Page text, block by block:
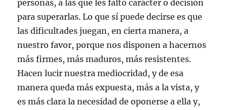
personas, a las que les faltó carácter o decisión
para superarlas. Lo que sí puede decirse es que
las dificultades juegan, en cierta manera, a
nuestro favor, porque nos disponen a hacernos
más firmes, más maduros, más resistentes.
Hacen lucir nuestra mediocridad, y de esa
manera queda más expuesta, más a la vista, y
es más clara la necesidad de oponerse a ella y,